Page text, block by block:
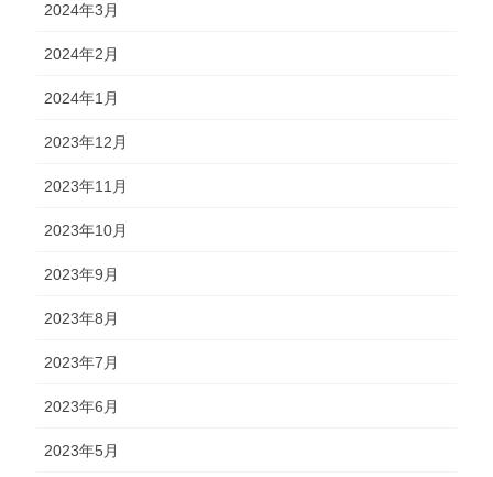
2024年3月
2024年2月
2024年1月
2023年12月
2023年11月
2023年10月
2023年9月
2023年8月
2023年7月
2023年6月
2023年5月